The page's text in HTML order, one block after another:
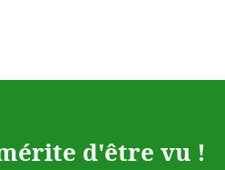
d'être vu !